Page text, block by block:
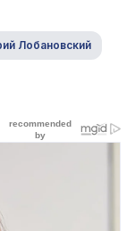
Лобановский